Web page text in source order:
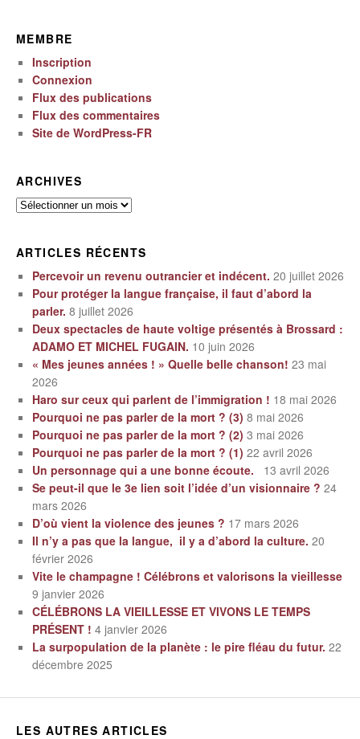
MEMBRE
Inscription
Connexion
Flux des publications
Flux des commentaires
Site de WordPress-FR
ARCHIVES
Archives
ARTICLES RÉCENTS
Percevoir un revenu outrancier et indécent. 20 juillet 2026
Pour protéger la langue française, il faut d’abord la
parler. 8 juillet 2026
Deux spectacles de haute voltige présentés à Brossard :
ADAMO ET MICHEL FUGAIN. 10 juin 2026
« Mes jeunes années ! » Quelle belle chanson! 23 mai
2026
Haro sur ceux qui parlent de l’immigration ! 18 mai 2026
Pourquoi ne pas parler de la mort ? (3) 8 mai 2026
Pourquoi ne pas parler de la mort ? (2) 3 mai 2026
Pourquoi ne pas parler de la mort ? (1) 22 avril 2026
Un personnage qui a une bonne écoute.
13 avril 2026
Se peut-il que le 3e lien soit l’idée d’un visionnaire ? 24
mars 2026
D’où vient la violence des jeunes ? 17 mars 2026
Il n’y a pas que la langue, il y a d’abord la culture. 20
février 2026
Vite le champagne ! Célébrons et valorisons la vieillesse
9 janvier 2026
CÉLÉBRONS LA VIEILLESSE ET VIVONS LE TEMPS
PRÉSENT ! 4 janvier 2026
La surpopulation de la planète : le pire fléau du futur. 22
décembre 2025
LES AUTRES ARTICLES